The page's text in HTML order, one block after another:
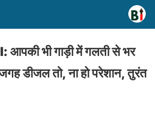
भी गाड़ी में गलती से भर
डीजल तो, ना हो परेशान, तुरंत